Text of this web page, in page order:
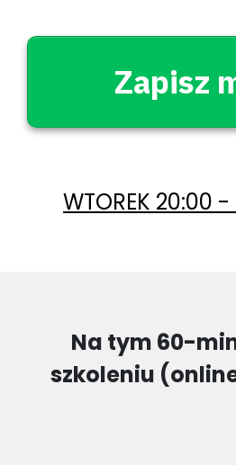
Zapisz
WTOREK 20:00 -
Na tym 60-
szkoleniu